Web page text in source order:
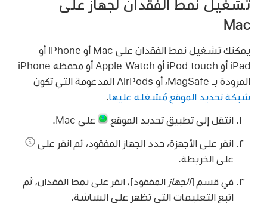
تشغيل نمط الفقدان لجهاز على
Mac
يمكنك تشغيل نمط الفقدان على Mac أو iPhone أو
iPad أو iPod touch أو Apple Watch أو محفظة iPhone
المزودة بـ MagSafe، أو AirPods المدعومة التي تكون
شبكة تحديد الموقع مُشغلة عليها
انتقل إلى تطبيق تحديد الموقع على Mac.
انقر على الأجهزة، حدد الجهاز المفقود، ثم انقر على
على الخريطة.
في قسم [الجهاز المفقود]، انقر على نمط الفقدان، ثم
اتبع التعليمات التي تظهر على الشاشة.